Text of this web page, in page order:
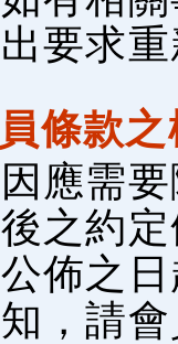
要求
條款
應需
之約
佈之
，請